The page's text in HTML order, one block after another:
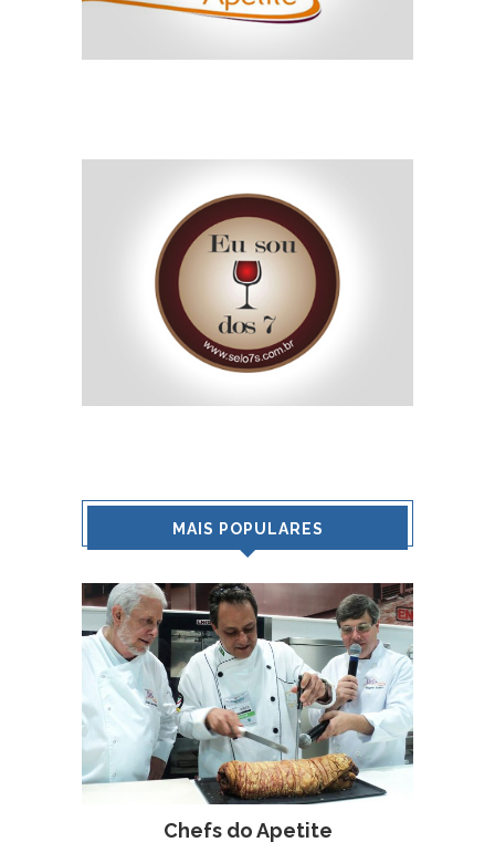
MAIS POPULARES
Chefs do Apetite